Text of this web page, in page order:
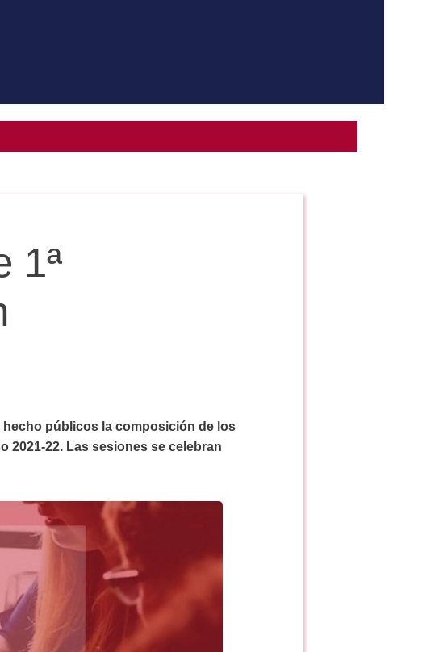
1ª
hecho públicos la composición de los
2021-22. Las sesiones se celebran